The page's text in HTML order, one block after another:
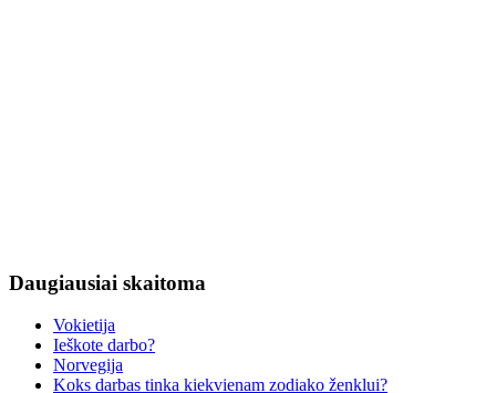
Daugiausiai skaitoma
Vokietija
Ieškote darbo?
Norvegija
Koks darbas tinka kiekvienam zodiako ženklui?